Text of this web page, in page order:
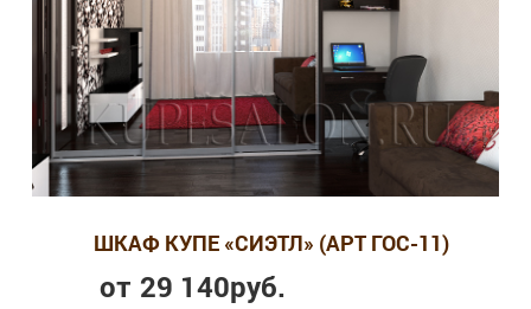
ШКАФ КУПЕ «СИЭТЛ» (АРТ ГОС-11)
от 29 140руб.